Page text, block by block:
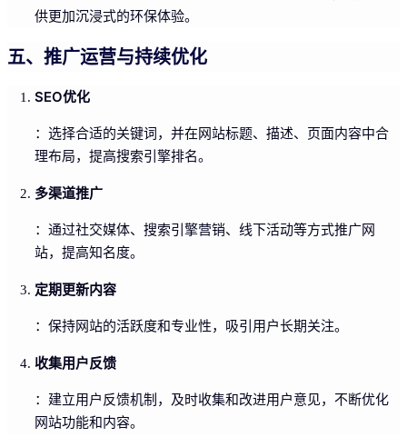
供更加沉浸式的环保体验。
五、推广运营与持续优化
SEO优化
：选择合适的关键词，并在网站标题、描述、页面内容中合
理布局，提高搜索引擎排名。
多渠道推广
：通过社交媒体、搜索引擎营销、线下活动等方式推广网
站，提高知名度。
定期更新内容
：保持网站的活跃度和专业性，吸引用户长期关注。
收集用户反馈
：建立用户反馈机制，及时收集和改进用户意见，不断优化
网站功能和内容。